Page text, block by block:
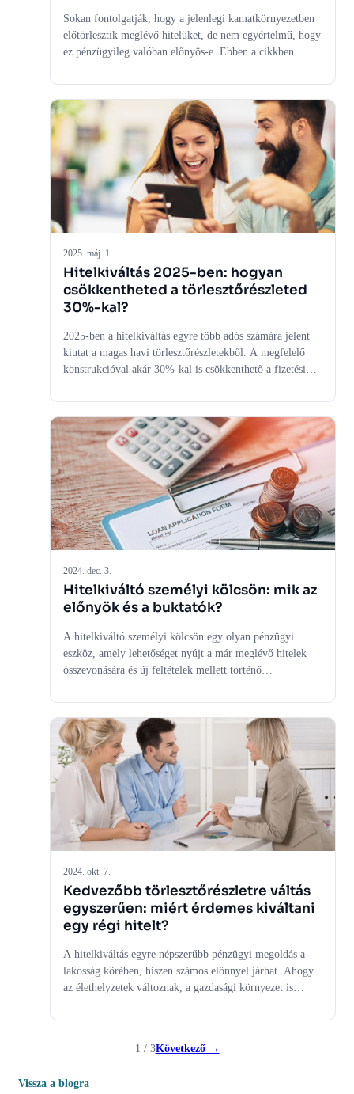
Sokan fontolgatják, hogy a jelenlegi kamatkörnyezetben
előtörlesztik meglévő hitelüket, de nem egyértelmű, hogy
ez pénzügyileg valóban előnyös-e. Ebben a cikkben
milyen tényezőket érdemes mérlegelni, milyen hibákat
érdemes elkerülni, és hogyan hozhatsz tudatos döntést a
hiteled előtörlesztéséről.
2025. máj. 1.
Hitelkiváltás 2025-ben: hogyan
csökkentheted a törlesztőrészleted
30%-kal?
2025-ben a hitelkiváltás egyre több adós számára jelent
kiutat a magas havi törlesztőrészletekből. A megfelelő
konstrukcióval akár 30%-kal is csökkenthető a fizetési
2024. dec. 3.
Hitelkiváltó személyi kölcsön: mik az
előnyök és a buktatók?
A hitelkiváltó személyi kölcsön egy olyan pénzügyi
eszköz, amely lehetőséget nyújt a már meglévő hitelek
összevonására és új feltételek mellett történő
hitelpiacon, mivel segíthet a hiteltörlesztési terhek
csökkentésében és a pénzügyi stabilitás javításában.
Azonban, mint minden pénzügyi döntésnél, itt is fontos
mérlegelni az előnyöket és a potenciális buktatókat. Az
alábbiakban részletesen megvizsgáljuk, hogy mikor lehet
hasznos, és milyen kockázatokkal járhat a hitelkiváltó
kölcsön igénybevétele.
2024. okt. 7.
Kedvezőbb törlesztőrészletre váltás
egyszerűen: miért érdemes kiváltani
egy régi hitelt?
A hitelkiváltás egyre népszerűbb pénzügyi megoldás a
lakosság körében, hiszen számos előnnyel járhat. Ahogy
az élethelyzetek változnak, a gazdasági környezet is
felülvizsgálni meglévő hitelünket, és megfontolni egy
kiváltani egy régi hitelt, és hogyan járhatunk jól ezzel a
segítségével.
1 / 3Következő →
Vissza a blogra